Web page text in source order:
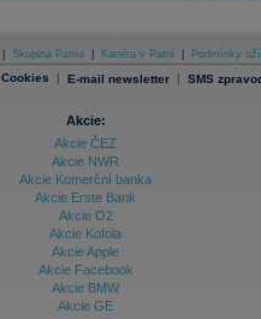
Skupina Patria Kariéra v Patrii Podmínky
Cookies | E-mail newsletter | SMS
Akcie:
Akcie ČEZ
Akcie NWR
Akcie Komerční banka
Akcie Erste Bank
Akcie O2
Akcie Kofola
Akcie Apple
Akcie Facebook
Akcie BMW
Akcie GE